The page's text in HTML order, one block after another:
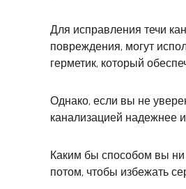
Для исправления течи
повреждения, могут
герметик, который
Однако, если вы не
канализацией надежнее
Каким бы способом вы
потом, чтобы избежать